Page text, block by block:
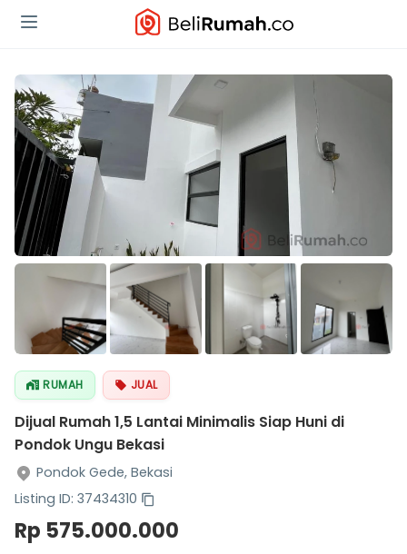
RUMAH JUAL
Dijual Rumah 1,5 Lantai Minimalis Siap Huni di
Pondok Ungu Bekasi
Pondok Gede, Bekasi
Listing ID: 37434310
Rp 575.000.000